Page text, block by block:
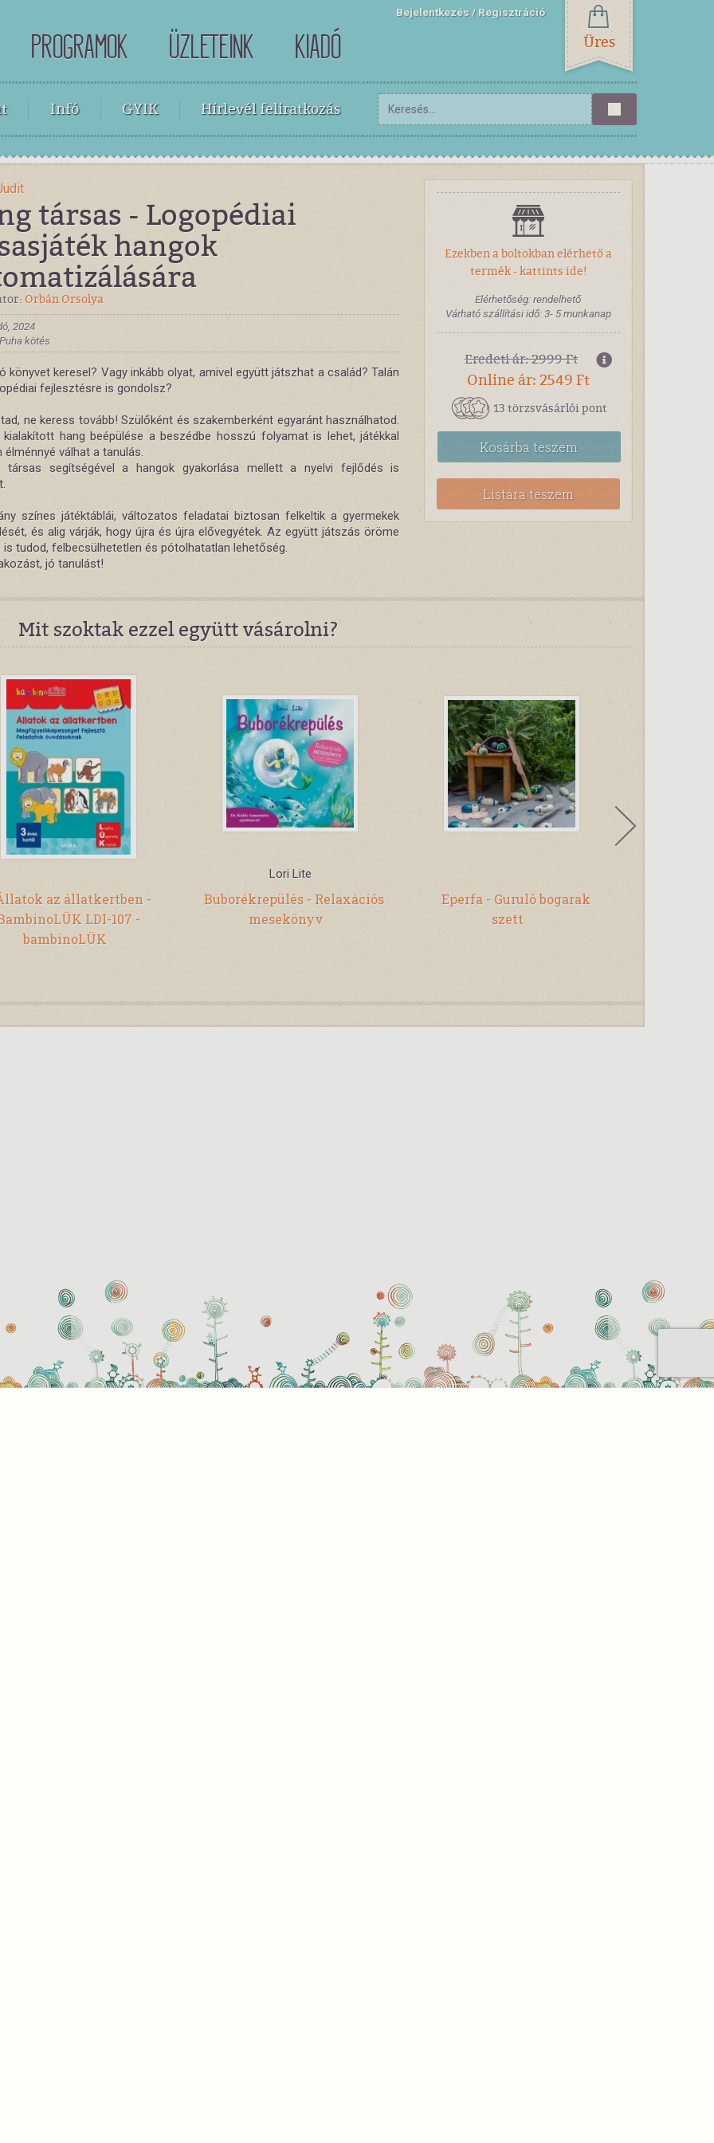
PROGRAMOK ÜZLETEINK KIADÓ
Bejelentkezés Regisztráció
Üres
Infó GYIK Hírlevél feliratkozás
társas - Logopédiai
hangok
Orbán Orsolya
2024
kötés
könyvet keresel? Vagy inkább olyat, amivel együtt játszhat a család? Talán
fejlesztésre is gondolsz?
ne keress tovább! Szülőként és szakemberként egyaránt használhatod.
kialakított hang beépülése a beszédbe hosszú folyamat is lehet, játékkal
élménnyé válhat a tanulás.
társas segítségével a hangok gyakorlása mellett a nyelvi fejlődés is
színes játéktáblái, változatos feladatai biztosan felkeltik a gyermekek
és alig várják, hogy újra és újra elővegyétek. Az együtt játszás öröme
is tudod, felbecsülhetetlen és pótolhatatlan lehetőség.
jó tanulást!
Ezekben a boltokban elérhető a
termék - kattints ide!
Elérhetőség: rendelhető
Várható szállítási idő: 3- 5 munkanap
Eredeti ár: 2999 Ft
Online ár: 2549 Ft
13 törzsvásárlói pont
Kosárbateszem
Listára teszem
Mit szoktak ezzel együtt vásárolni?
az állatkertben -
LDI-107 -
bambinoLÜK
Lori Lite
Buborékrepülés - Relaxációs
mesekönyv
Eperfa - Guruló bogarak
szett